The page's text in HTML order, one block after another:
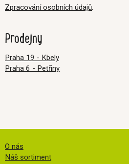
Zpracování osobních údajů.
Prodejny
Praha 19 - Kbely
Praha 6 - Petřiny
O nás
Náš sortiment